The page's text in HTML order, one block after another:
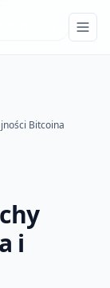
Bitcoina
i